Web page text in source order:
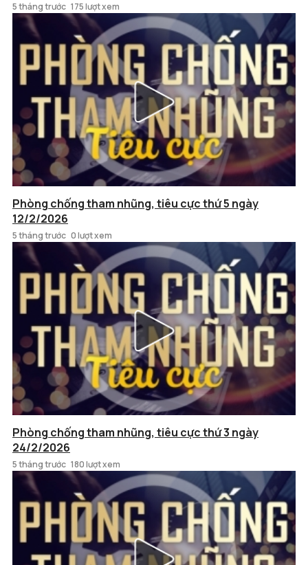
5 tháng trước 175 lượt xem
Phòng chống tham nhũng, tiêu cực thứ 5 ngày
12/2/2026
5 tháng trước 0 lượt xem
Phòng chống tham nhũng, tiêu cực thứ 3 ngày
24/2/2026
5 tháng trước 180 lượt xem